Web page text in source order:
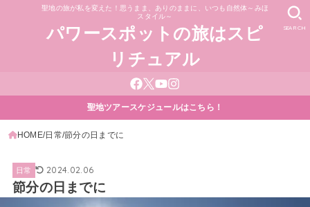
聖地の旅が私を変えた！思うまま、ありのままに、いつも自然体～みほ
スタイル～
パワースポットの旅はスピ
リチュアル
SEARCH
聖地ツアースケジュールはこちら！
HOME 日常 節分の日までに
日常 2024.02.06
節分の日までに